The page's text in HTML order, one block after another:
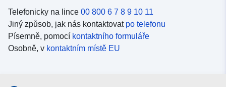
Telefonicky na lince 00 800 6 7 8 9 10 11
Jiný způsob, jak nás kontaktovat po telefonu
Písemně, pomocí kontaktního formuláře
Osobně, v kontaktním místě EU